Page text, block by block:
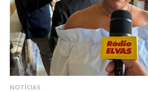
NOTÍCIAS